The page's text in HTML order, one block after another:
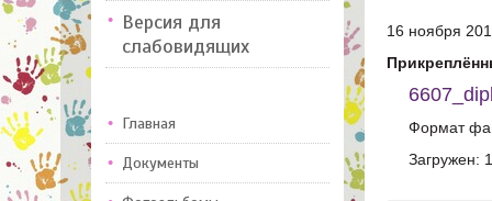
Добавлено — 10947
Версия для
слабовидящих
Главная
Документы
16 ноября
Формат
Загружен: